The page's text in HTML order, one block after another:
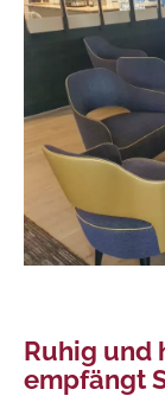
Ruhig und
empfängt